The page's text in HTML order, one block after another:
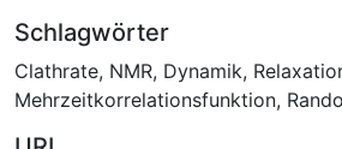
Schlagwörter
Clathrate, NMR, Dynamik,
Mehrzeitkorrelationsfunktion,